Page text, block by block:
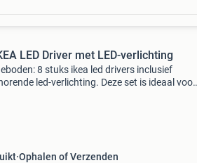
LED Driver met LED-verlichting
8 stuks ikea led drivers inclusief
led-verlichting. Deze set is ideaal voor
Ophalen of Verzenden